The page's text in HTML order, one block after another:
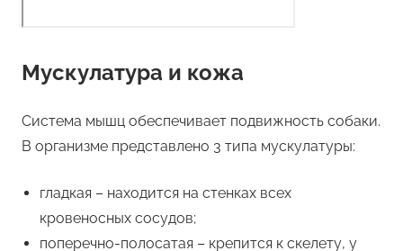
Мускулатура и кожа
Система мышц обеспечивает подвижность собаки.
В организме представлено 3 типа мускулатуры:
гладкая – находится на стенках всех
кровеносных сосудов;
поперечно-полосатая – крепится к скелету, у